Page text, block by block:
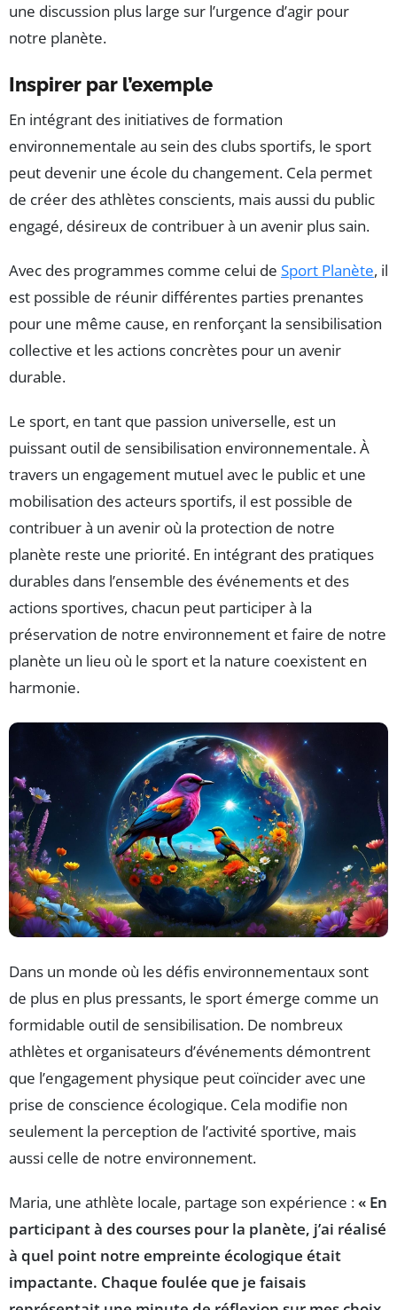
une discussion plus large sur l’urgence d’agir pour
notre planète.
Inspirer par l’exemple
En intégrant des initiatives de formation
environnementale au sein des clubs sportifs, le sport
peut devenir une école du changement. Cela permet
de créer des athlètes conscients, mais aussi du public
engagé, désireux de contribuer à un avenir plus sain.
Avec des programmes comme celui de Sport Planète, il
est possible de réunir différentes parties prenantes
pour une même cause, en renforçant la sensibilisation
collective et les actions concrètes pour un avenir
durable.
Le sport, en tant que passion universelle, est un
puissant outil de sensibilisation environnementale. À
travers un engagement mutuel avec le public et une
mobilisation des acteurs sportifs, il est possible de
contribuer à un avenir où la protection de notre
planète reste une priorité. En intégrant des pratiques
durables dans l’ensemble des événements et des
actions sportives, chacun peut participer à la
préservation de notre environnement et faire de notre
planète un lieu où le sport et la nature coexistent en
harmonie.
Dans un monde où les défis environnementaux sont
de plus en plus pressants, le sport émerge comme un
formidable outil de sensibilisation. De nombreux
athlètes et organisateurs d’événements démontrent
que l’engagement physique peut coïncider avec une
prise de conscience écologique. Cela modifie non
seulement la perception de l’activité sportive, mais
aussi celle de notre environnement.
Maria, une athlète locale, partage son expérience :« En
participant à des courses pour la planète, j’ai réalisé
à quel point notre empreinte écologique était
impactante. Chaque foulée que je faisais